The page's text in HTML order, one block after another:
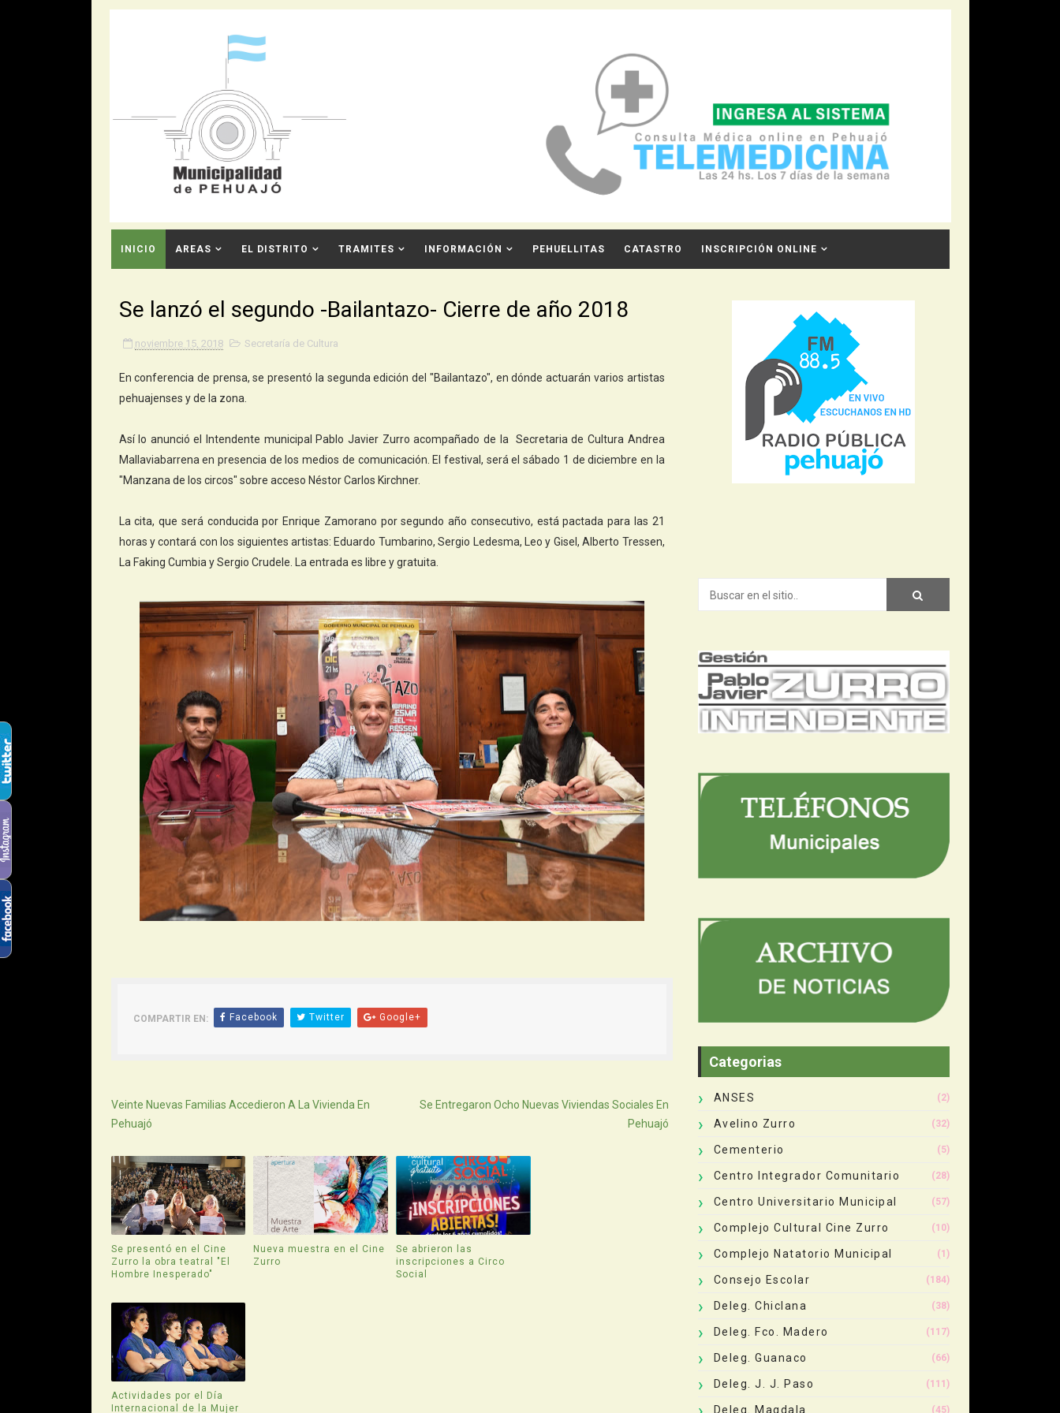
INICIO AREAS EL DISTRITO TRAMITES INFORMACIÓN PEHUELLITAS CATASTRO INSCRIPCIÓN ONLINE
Se lanzó el segundo -Bailantazo- Cierre de año 2018
noviembre 15, 2018 Secretaría de Cultura
En conferencia de prensa, se presentó la segunda edición del "Bailantazo", en dónde actuarán varios artistas
pehuajenses y de la zona.
Así lo anunció el Intendente municipal Pablo Javier Zurro acompañado de la Secretaria de Cultura Andrea
Mallaviabarrena en presencia de los medios de comunicación. El festival, será el sábado 1 de diciembre en la
"Manzana de los circos" sobre acceso Néstor Carlos Kirchner.
La cita, que será conducida por Enrique Zamorano por segundo año consecutivo, está pactada para las 21
horas y contará con los siguientes artistas: Eduardo Tumbarino, Sergio Ledesma, Leo y Gisel, Alberto Tressen,
La Faking Cumbia y Sergio Crudele. La entrada es libre y gratuita.
COMPARTIR EN: Facebook Twitter Google+
Veinte Nuevas Familias Accedieron A La Vivienda En
Pehuajó
Se Entregaron Ocho Nuevas Viviendas Sociales En
Pehuajó
Se presentó en el Cine
Zurro la obra teatral "El
Hombre Inesperado"
Nueva muestra en el Cine
Zurro
Se abrieron las
inscripciones a Circo
Social
Actividades por el Día
Internacional de la Mujer
Categorias
ANSES (2)
Avelino Zurro (32)
Cementerio (5)
Centro Integrador Comunitario (28)
Centro Universitario Municipal (57)
Complejo Cultural Cine Zurro (10)
Complejo Natatorio Municipal (1)
Consejo Escolar (184)
Deleg. Chiclana (38)
Deleg. Fco. Madero (117)
Deleg. Guanaco (66)
Deleg. J. J. Paso (111)
Deleg. Magdala (45)